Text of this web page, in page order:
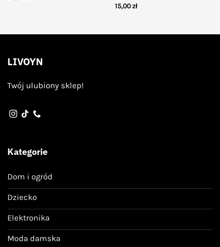
15,00zł
LIVOYN
Twój ulubiony sklep!
Kategorie
Dom i ogród
Dziecko
Elektronika
Moda damska